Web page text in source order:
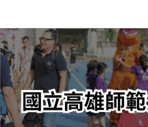
轉
至
主
內
容